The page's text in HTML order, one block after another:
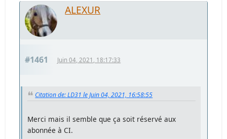
ALEXUR
#1461 Juin 04, 2021, 18:17:33
Citation de: LD31 le Juin 04, 2021, 16:58:55
Merci mais il semble que ça soit réservé aux
abonnée à CI.